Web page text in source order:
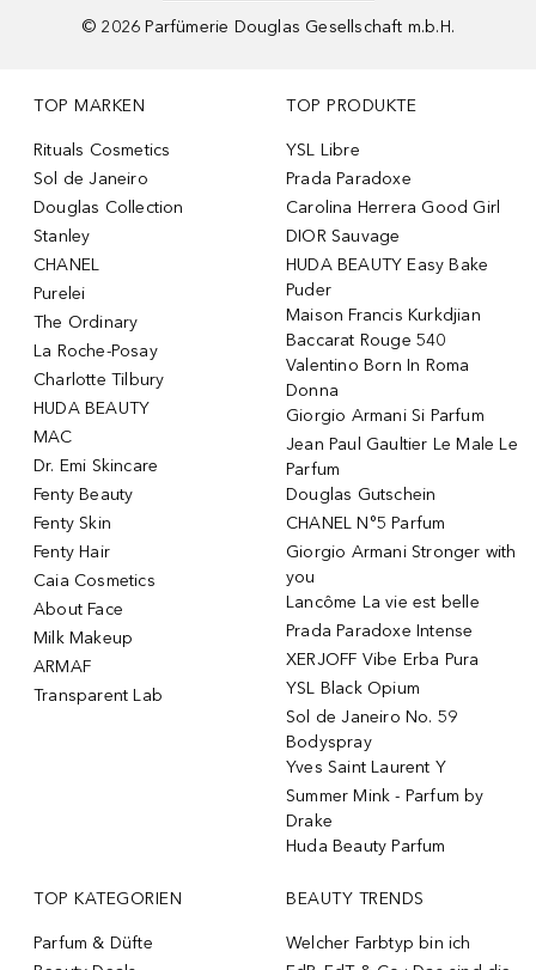
© 2026 Parfümerie Douglas Gesellschaft m.b.H.
TOP MARKEN
Rituals Cosmetics
Sol de Janeiro
Douglas Collection
Stanley
CHANEL
Purelei
The Ordinary
La Roche-Posay
Charlotte Tilbury
HUDA BEAUTY
MAC
Dr. Emi Skincare
Fenty Beauty
Fenty Skin
Fenty Hair
Caia Cosmetics
About Face
Milk Makeup
ARMAF
Transparent Lab
TOP PRODUKTE
YSL Libre
Prada Paradoxe
Carolina Herrera Good Girl
DIOR Sauvage
HUDA BEAUTY Easy Bake
Puder
Maison Francis Kurkdjian
Baccarat Rouge 540
Valentino Born In Roma
Donna
Giorgio Armani Si Parfum
Jean Paul Gaultier Le Male Le
Parfum
Douglas Gutschein
CHANEL N°5 Parfum
Giorgio Armani Stronger with
you
Lancôme La vie est belle
Prada Paradoxe Intense
XERJOFF Vibe Erba Pura
YSL Black Opium
Sol de Janeiro No. 59
Bodyspray
Yves Saint Laurent Y
Summer Mink - Parfum by
Drake
Huda Beauty Parfum
TOP KATEGORIEN
Parfum & Düfte
BEAUTY TRENDS
Welcher Farbtyp bin ich